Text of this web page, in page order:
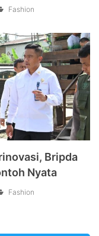
Fashion
Bripda
Nyata
Fashion